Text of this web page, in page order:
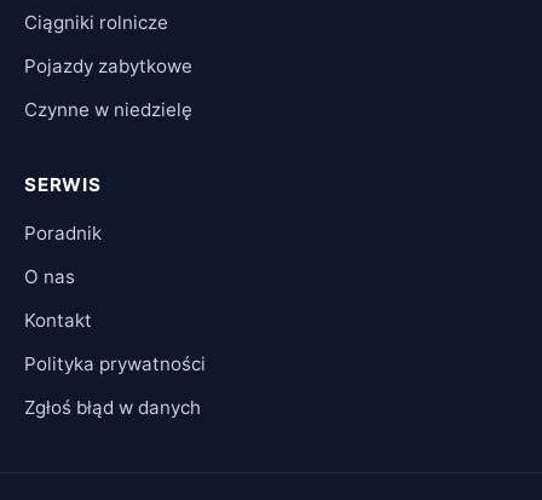
Ciągniki rolnicze
Pojazdy zabytkowe
Czynne w niedzielę
SERWIS
Poradnik
O nas
Kontakt
Polityka prywatności
Zgłoś błąd w danych